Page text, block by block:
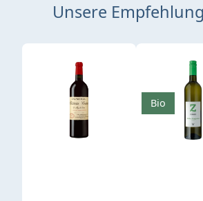
Unsere
Produktgalerie überspringen
Bio